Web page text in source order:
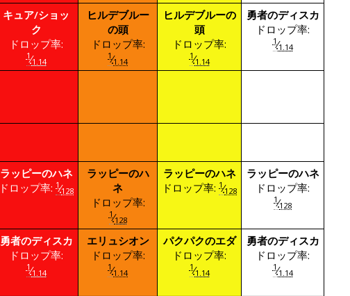
キュア/ショッ
ク
ドロップ率:
1⁄1.14
ヒルデブルー
の頭
ドロップ率:
1⁄1.14
ヒルデブルーの
頭
ドロップ率:
1⁄1.14
勇者のディスカ
ドロップ率:
1⁄1.14
ラッピーのハネ
ドロップ率: 1⁄128
ラッピーのハ
ネ
ドロップ率:
1⁄128
ラッピーのハネ
ドロップ率: 1⁄128
ラッピーのハネ
ドロップ率:
1⁄128
勇者のディスカ
ドロップ率:
1⁄1.14
エリュシオン
ドロップ率:
1⁄1.14
パクパクのエダ
ドロップ率:
1⁄1.14
勇者のディスカ
ドロップ率:
1⁄1.14